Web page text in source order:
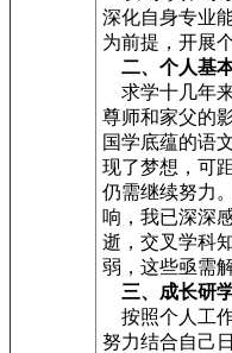
深化自身专业
为前提，开展
二、个人基
求学十几年
尊师和家父的
国学底蕴的语
现了梦想，可
仍需继续努力
响，我已深深
逝，交叉学科
弱，这些亟需解
三、成长研
按照个人工
努力结合自己